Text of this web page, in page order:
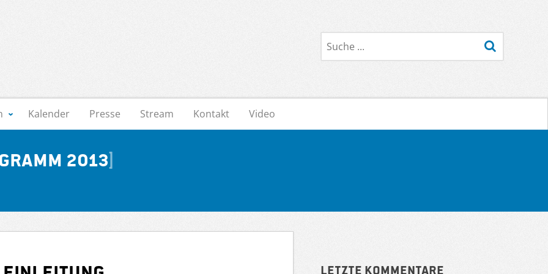
Suche
Kalender Presse Stream Kontakt Video
2013
Letzte Kommentare